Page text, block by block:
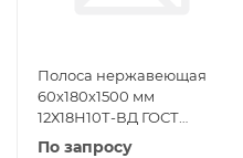
Полоса нержавеющая
60х180х1500 мм
12Х18Н10Т-ВД ГОСТ
18968-73
По запросу